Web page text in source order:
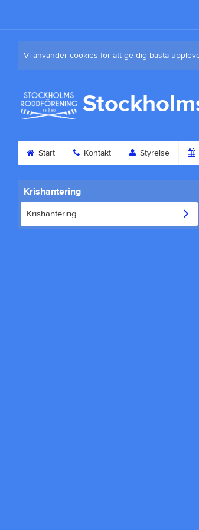
Vi använder cookies för att ge dig bästa
Start Kontakt Styrelse
Krishantering
Krishantering